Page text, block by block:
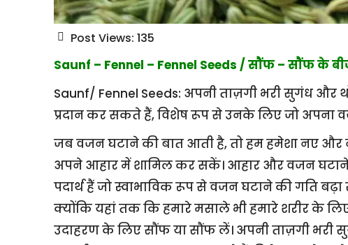
Post Views: 135
Saunf – Fennel – Fennel Seeds / सौंफ – सौंफ के
Saunf/ Fennel Seeds: अपनी ताज़गी भरी सुगंध और
प्रदान कर सकते हैं, विशेष रूप से उनके लिए जो अपना
जब वजन घटाने की बात आती है, तो हम हमेशा नए और
अपने आहार में शामिल कर सकें। आहार और वजन
पदार्थ हैं जो स्वाभाविक रूप से वजन घटाने की गति बढ़ा
क्योंकि यहां तक कि हमारे मसाले भी हमारे शरीर के
उदाहरण के लिए सौंफ या सौंफ लें। अपनी ताज़गी भरी